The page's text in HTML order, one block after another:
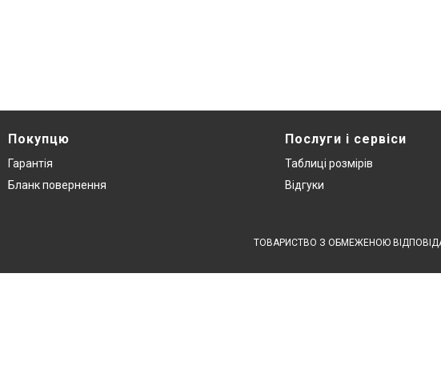
Покупцю
Гарантія
Бланк повернення
Послуги і сервіси
Таблиці розмірів
Відгуки